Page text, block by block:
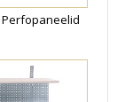
Perfopaneelid